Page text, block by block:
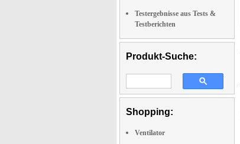
Testergebnisse aus Tests &
Testberichten
Produkt-Suche:
Shopping:
Ventilator